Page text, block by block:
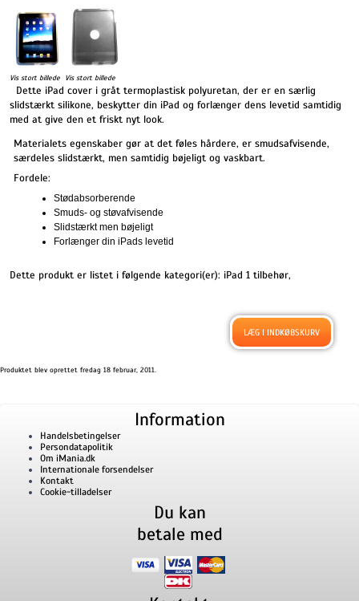
Vis stort billede Vis stort billede
Dette iPad cover i gråt termoplastisk polyuretan, der er en særlig
slidstærkt silikone, beskytter din iPad og forlænger dens levetid samtidig
med at give den et friskt nyt look.
Materialets egenskaber gør at det føles hårdere, er smudsafvisende,
særdeles slidstærkt, men samtidig bøjeligt og vaskbart.
Fordele:
Stødabsorberende
Smuds- og støvafvisende
Slidstærkt men bøjeligt
Forlænger din iPads levetid
Dette produkt er listet i følgende kategori(er): iPad 1 tilbehør,
Produktet blev oprettet fredag 18 februar, 2011.
Information
Handelsbetingelser
Persondatapolitik
Om iMania.dk
Internationale forsendelser
Kontakt
Cookie-tilladelser
Du kan
betale med